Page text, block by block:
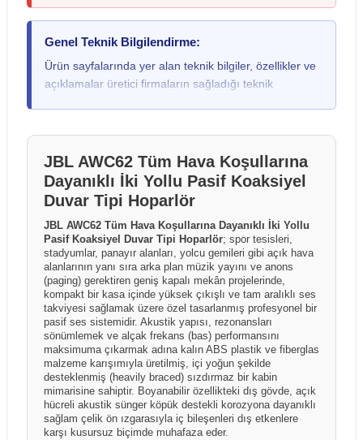
değişebileceğinden lütfen siparişinizi oluştururken bu
durumu göz önünde bulundurunuz. Teslimat sırasında
fiziksel bir hasar fark ederseniz ya da gitar, keman,
davul gibi yüksek hassasiyete sahip ürünlerde dış
kutuda hasar olmasa bile darbe kaynaklı iç hasar
edilmesi durumunda, teslimat öncesinde kargo
görevlisine "Hasar Tespit Tutanağı" tutturulması yasal
bir zorunluluktur; bu işlem sayesinde taşıma kaynaklı
başlatılabilirken, tutanaksız teslim alınan gönderilerde
hasarın taşıma aşamasında oluştuğu ispatlanamadığı
için sonradan yapılacak bildirimler kabul
edilememektedir.
Genel Teknik Bilgilendirme:
Ürün sayfalarında yer alan teknik bilgiler, özellikler ve
açıklamalar üretici firmaların sağladığı teknik
sonuçları; kullanım şekli, kurulum ortamı, elektrik
altyapısı, kullanılan diğer ekipmanlar ve çevresel
faktörlere bağlı olarak farklılık gösterebilir. Üretici
firmalar ürün özelliklerinde önceden bildirim
yapmaksızın değişiklik yapma hakkını saklı tutabilir.
Kutu içeriği ve ürünle birlikte sunulan aksesuarlar
üretici firma ve dağıtım politikalarına bağlı olarak ülke,
bölge veya parti bazında farklılık gösterebilir. Ürün
sayfalarında yer alan görseller temsilî amaçlı olabilir
ve gerçek ürün, kutu içeriği veya renk tonları
görsellerden farklılık gösterebilir.
JBL AWC62 Tüm Hava Koşullarına
Dayanıklı İki Yollu Pasif Koaksiyel
Duvar Tipi Hoparlör
JBL AWC62 Tüm Hava Koşullarına Dayanıklı İki Yollu
Pasif Koaksiyel Duvar Tipi Hoparlör; spor tesisleri,
stadyumlar, panayır alanları, yolcu gemileri gibi açık hava
alanlarının yanı sıra arka plan müzik yayını ve anons
(paging) gerektiren geniş kapalı mekân projelerinde,
kompakt bir kasa içinde yüksek çıkışlı ve tam aralıklı ses
takviyesi sağlamak üzere özel tasarlanmış profesyonel bir
pasif ses sistemidir. Akustik yapısı, rezonansları
sönümlemek ve alçak frekans (bas) performansını
maksimuma çıkarmak adına kalın ABS plastik ve fiberglas
malzeme karışımıyla üretilmiş, içi yoğun şekilde
desteklenmiş (heavily braced) sızdırmaz bir kabin
mimarisine sahiptir. Boyanabilir özellikteki dış gövde, açık
hücreli akustik sünger köpük destekli korozyona dayanıklı
sağlam çelik ön ızgarasıyla iç bileşenleri dış etkenlere
karşı kusursuz biçimde muhafaza eder.